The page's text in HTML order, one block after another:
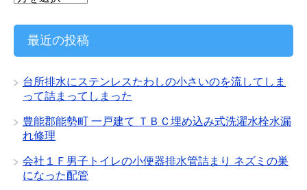
カ
ブ
最近の投稿
台所排水にステンレスたわしの小さいのを流してしま
って詰まってしまった
豊能郡能勢町 一戸建て ＴＢＣ埋め込み式洗濯水栓水漏
れ修理
会社１Ｆ男子トイレの小便器排水管詰まり ネズミの巣
になった配管